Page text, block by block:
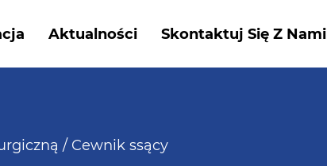
Aktualności Skontaktuj Się Z Nami
/ Cewnik ssący